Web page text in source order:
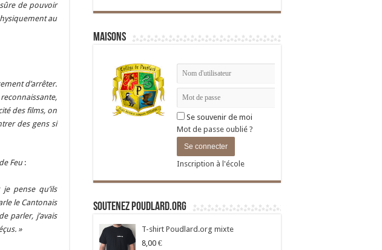
sûre de pouvoir
au
d’arrêter.
des films, on
des gens si
Feu:
pense qu’ils
le Cantonais
parler, j’avais
»
Maisons
Se souvenir de moi
Mot de passe oublié ?
Inscription à l'école
Soutenez Poudlard.org
T-shirt Poudlard.org mixte
8,00 €